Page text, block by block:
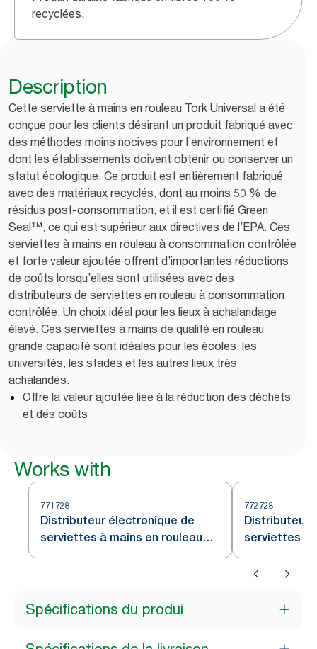
recyclées.
Description
Cette serviette à mains en rouleau Tork Universal a été
conçue pour les clients désirant un produit fabriqué avec
des méthodes moins nocives pour l’environnement et
dont les établissements doivent obtenir ou conserver un
statut écologique. Ce produit est entièrement fabriqué
avec des matériaux recyclés, dont au moins 50 % de
résidus post-consommation, et il est certifié Green
Seal™, ce qui est supérieur aux directives de l’EPA. Ces
serviettes à mains en rouleau à consommation contrôlée
et forte valeur ajoutée offrent d’importantes réductions
de coûts lorsqu’elles sont utilisées avec des
distributeurs de serviettes en rouleau à consommation
contrôlée. Un choix idéal pour les lieux à achalandage
élevé. Ces serviettes à mains de qualité en rouleau
grande capacité sont idéales pour les écoles, les
universités, les stades et les autres lieux très
achalandés.
Offre la valeur ajoutée liée à la réduction des déchets
et des coûts
Works with
771728
Distributeur électronique de
serviettes à mains en rouleau
Tork Noir H71
772728
Distributeur
serviettes à
papier Tork
Spécifications du produi